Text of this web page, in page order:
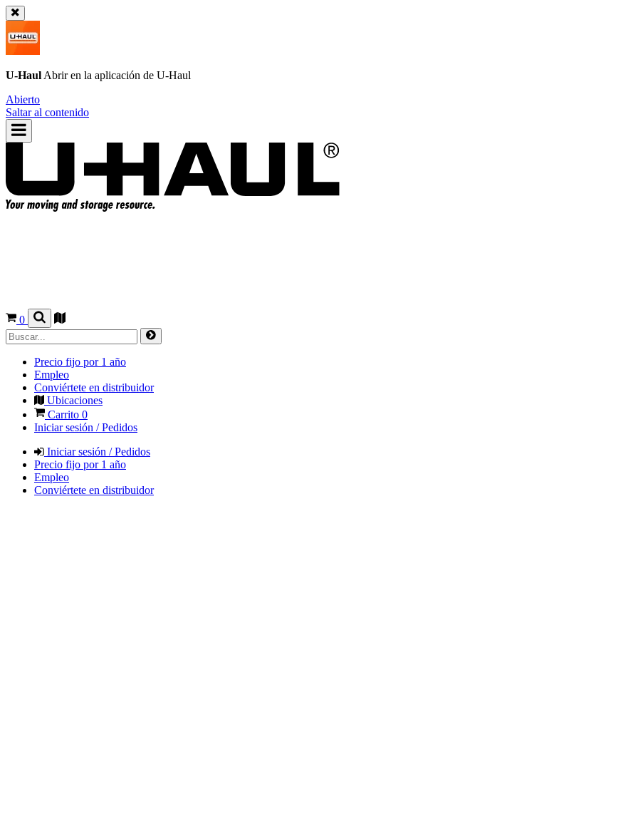
U-Haul Abrir en la aplicación de U-Haul
Abierto
Saltar al contenido
0
Precio fijo por 1 año
Empleo
Conviértete en distribuidor
Ubicaciones
Carrito 0
Iniciar sesión / Pedidos
Iniciar sesión / Pedidos
Precio fijo por 1 año
Empleo
Conviértete en distribuidor